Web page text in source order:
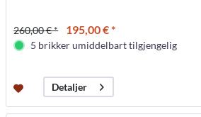
260,00 € * 195,00 € *
5 brikker umiddelbart tilgjengelig
Detaljer